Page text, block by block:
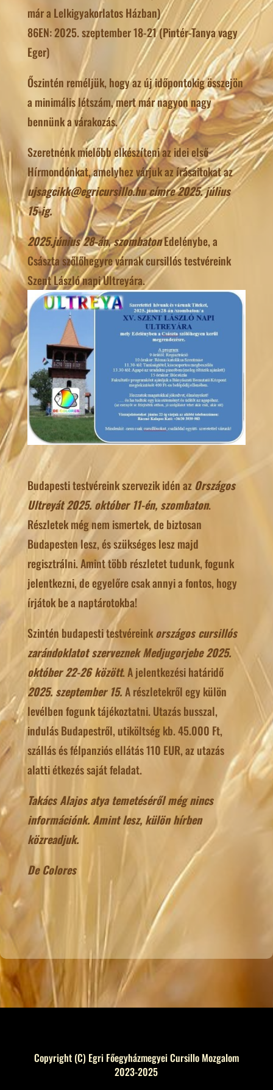
már a Lelkigyakorlatos Házban)
86EN: 2025. szeptember 18-21 (Pintér-Tanya vagy
Eger)
Őszintén reméljük, hogy az új időpontokig összejön
a minimális létszám, mert már nagyon nagy
bennünk a várakozás.
Szeretnénk mielőbb elkészíteni az idei első
Hírmondónkat, amelyhez várjuk az írásaitokat az
ujsagcikk@egricursillo.hu címre 2025. július
15-ig.
2025.június 28-án, szombatonEdelénybe, a
Császta szőlőhegyre várnak cursillós testvéreink
Szent László napi Ultreyára.
Budapesti testvéreink szervezik idén azOrszágos
Ultreyát 2025. október 11-én, szombaton.
Részletek még nem ismertek, de biztosan
Budapesten lesz, és szükséges lesz majd
regisztrálni. Amint több részletet tudunk, fogunk
jelentkezni, de egyelőre csak annyi a fontos, hogy
írjátok be a naptárotokba!
Szintén budapesti testvéreinkországos cursillós
zarándoklatot szerveznek Medjugorjebe 2025.
október 22-26 között. A jelentkezési határidő
2025. szeptember 15.A részletekről egy külön
levélben fogunk tájékoztatni. Utazás busszal,
indulás Budapestről, utiköltség kb. 45.000 Ft,
szállás és félpanziós ellátás 110 EUR, az utazás
alatti étkezés saját feladat.
Takács Alajos atya temetéséről még nincs
információnk. Amint lesz, külön hírben
közreadjuk.
De Colores
Copyright (C) Egri Főegyházmegyei Cursillo Mozgalom
2023-2025